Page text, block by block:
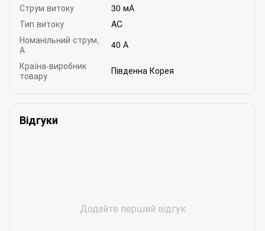
Струм витоку
30 мА
Тип витоку
AC
Номанільний струм,
А
40 А
Країна-виробник
товару
Південна Корея
Відгуки
Додайте перший відгук